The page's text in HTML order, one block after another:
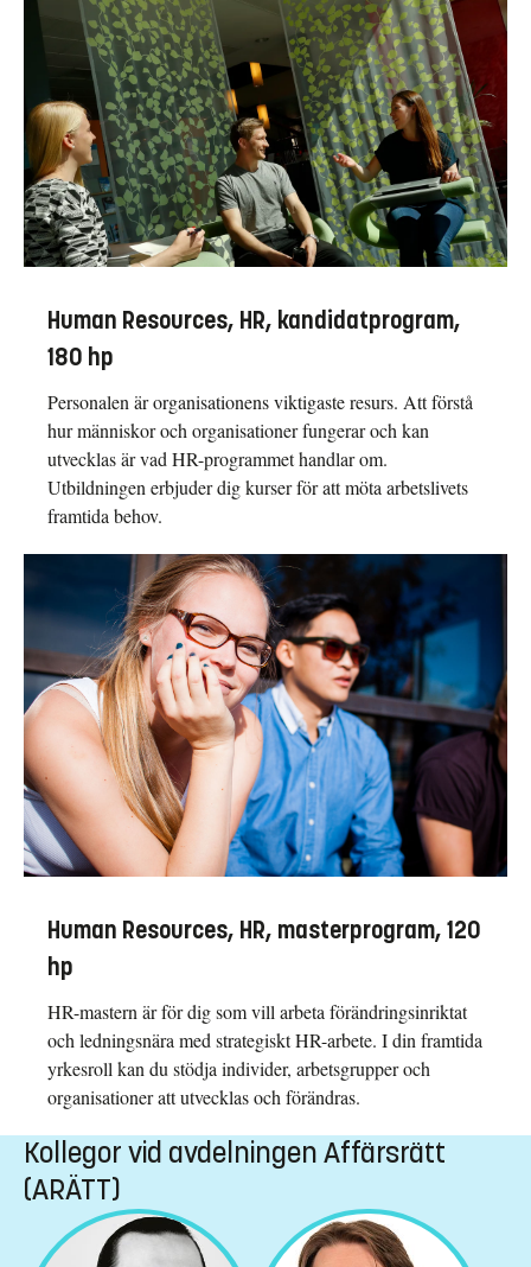
Human Resources, HR, kandidatprogram,
180 hp
Personalen är organisationens viktigaste resurs. Att förstå
hur människor och organisationer fungerar och kan
utvecklas är vad HR-programmet handlar om.
Utbildningen erbjuder dig kurser för att möta arbetslivets
framtida behov.
Human Resources, HR, masterprogram, 120
hp
HR-mastern är för dig som vill arbeta förändringsinriktat
och ledningsnära med strategiskt HR-arbete. I din framtida
yrkesroll kan du stödja individer, arbetsgrupper och
organisationer att utvecklas och förändras.
Kollegor vid avdelningen Affärsrätt
(ARÄTT)